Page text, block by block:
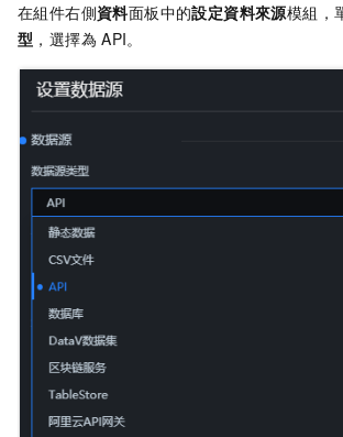
在組件右側資料面板中的設定資料來源模組，
型 ，選擇為 API。